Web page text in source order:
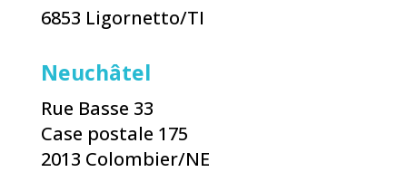
6853 Ligornetto/TI
Neuchâtel
Rue Basse 33
Case postale 175
2013 Colombier/NE